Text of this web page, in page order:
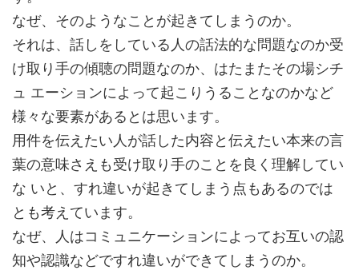
なぜ、そのようなことが起きてしまうのか。
それは、話しをしている人の話法的な問題なのか受
け取り手の傾聴の問題なのか、はたまたその場シチ
ュ エーションによって起こりうることなのかなど
様々な要素があるとは思います。
用件を伝えたい人が話した内容と伝えたい本来の言
葉の意味さえも受け取り手のことを良く理解してい
な いと、すれ違いが起きてしまう点もあるのでは
とも考えています。
なぜ、人はコミュニケーションによってお互いの認
知や認識などですれ違いができてしまうのか。